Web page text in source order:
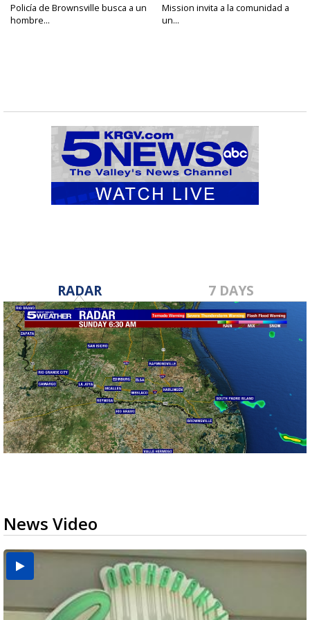
Policía de Brownsville busca a un
hombre...
Mission invita a la comunidad a
un...
RADAR 7 DAYS
News Video